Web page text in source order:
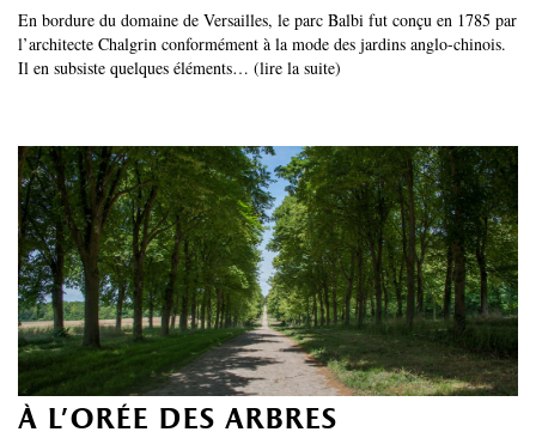
En bordure du domaine de Versailles, le parc Balbi fut conçu en 1785 par
l’architecte Chalgrin conformément à la mode des jardins anglo-chinois.
Il en subsiste quelques éléments… (lire la suite)
à l’orée des arbres